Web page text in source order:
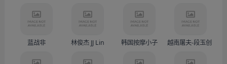
蓝战非 林俊杰 JJ Lin 韩国按摩小子 越南屠夫-段玉创（